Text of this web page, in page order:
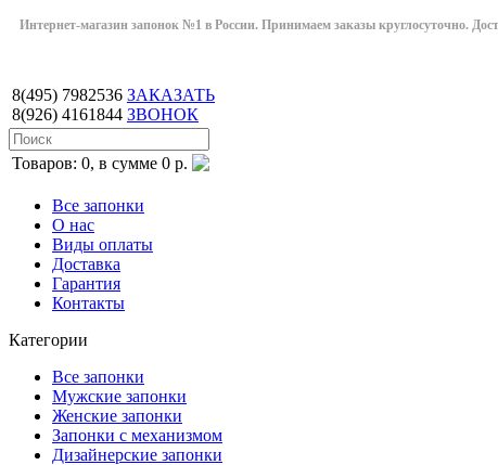
Интернет-магазин запонок №1 в России. Принимаем заказы круглосуточно.
8(495) 7982536
8(926) 4161844
ЗАКАЗАТЬ
ЗВОНОК
Товаров: 0, в сумме 0 р.
Все запонки
О нас
Виды оплаты
Доставка
Гарантия
Контакты
Категории
Все запонки
Мужские запонки
Женские запонки
Запонки с механизмом
Дизайнерские запонки